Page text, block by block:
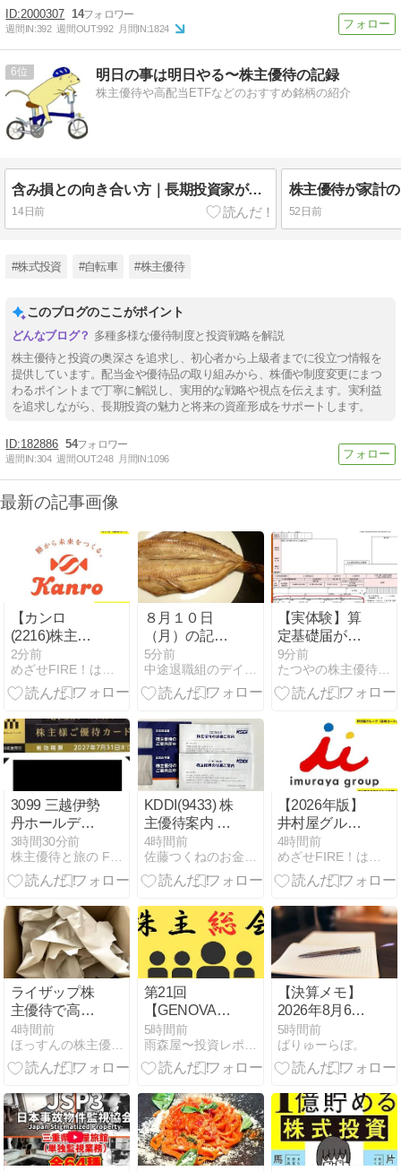
2000307 14
週間IN:392 週間OUT:992 月間IN:1824
6 明日の事は明日やる〜株主優待の記録
株主優待や高配当ETFなどのおすすめ銘柄の紹介
含み損との向き合い方｜長期投資家が冷静さを取り戻すための思考法
14日前 52日前
#株式投資 #自転車 #株主優待
このブログのここがポイント
多種多様な優待制度と投資戦略を解説
株主優待と投資の奥深さを追求し、初心者から上級者までに役立つ情報を
提供しています。配当金や優待品の取り組みから、株価や制度変更にまつ
わるポイントまで丁寧に解説し、実用的な戦略や視点を伝えます。実利益
を追求しながら、長期投資の魅力と将来の資産形成をサポートします。
182886 54
週間IN:304 週間OUT:248 月間IN:1096
最新の記事画像
【カンロ
(2216)株主優
待】ピュレグ
ミがもらえ
る!? 配当＋優
説！
2分前
めざせFIRE！はやまるのおすすめ優待＆高配当株
８月１０日
（月）の記録
☆
5分前
中途退職組のデイトレード＆株主優待生活日記
【実体験】算
定基礎届が差
し戻しに｜新
設法人の役員
報酬ゼロでや
方のミスと正
しい記入例
9分前
たつやの株主優待＆配当金・分配金で まったりライフ！
3099 三越伊勢
丹ホールディ
ングス
3時間30分前
株主優待と旅の FIRE LIFE
KDDI(9433) 株
主優待案内 到
着 (2026/03分)
4時間前
佐藤つくねのお金と暮らしの記録帳
【2026年版】
井村屋グルー
プ（2209）の
株主優待・配
当を徹底解
詰め合わせが
もらえる人気
銘柄
4時間前
めざせFIRE！はやまるのおすすめ優待＆高配当株
ライザップ株
主優待で高級
（？）ドライ
ヤーが届い
た！
4時間前
第21回
【GENOVA】
定時株主総会
渋谷ソラスタ
2026.6.23
5時間前
【決算メモ】
2026年8月6日
開示分【バリ
ュー・高配当
のみ】
5時間前
ばりゅーらぼ。